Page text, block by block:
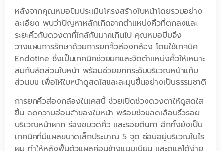
หลังจากคุณหมอบีมประเมินโครงสร้างใบหน้าโดยรวมอย่าง
ละเอียด พบว่าปัญหาหลักเกิดจากตำแหน่งคิ้วที่ตกลงและ
ระยะคิ้วกับดวงตาที่ใกล้กันมากเกินไป คุณหมอบีมจึง
วางแผนการรักษาด้วยการยกคิ้วส่องกล้อง โดยใช้เทคนิค
Endotine ซึ่งเป็นเทคนิคช่วยยกและจัดตำแหน่งคิ้วให้เหมาะ
สมกับสัดส่วนใบหน้า พร้อมช่วยยกกระชับบริเวณหน้าแก้ม
ส่วนบน เพื่อให้ใบหน้าดูสดใสและละมุนขึ้นอย่างเป็นธรรมชาติ
การยกคิ้วส่องกล้องในเคสนี้ ช่วยเปิดช่วงดวงตาให้ดูสดใส
ขึ้น ลดความอ่อนล้าของใบหน้า พร้อมช่วยลดเลือนริ้วรอย
บริเวณหน้าผาก ร่องขมวดคิ้ว และรอยตีนกา อีกทั้งยังเป็น
เทคนิคที่มีแผลขนาดเล็กประมาณ 5 จุด ซ่อนอยู่บริเวณในไร